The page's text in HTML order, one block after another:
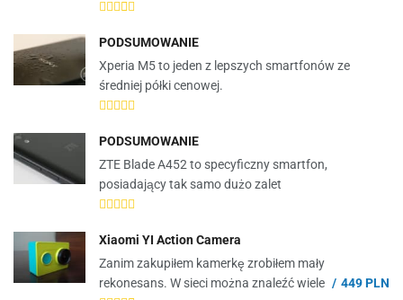
PODSUMOWANIE
Xperia M5 to jeden z lepszych smartfonów ze
średniej półki cenowej.
PODSUMOWANIE
ZTE Blade A452 to specyficzny smartfon,
posiadający tak samo dużo zalet
Xiaomi YI Action Camera
Zanim zakupiłem kamerkę zrobiłem mały
rekonesans. W sieci można znaleźć wiele
449 PLN